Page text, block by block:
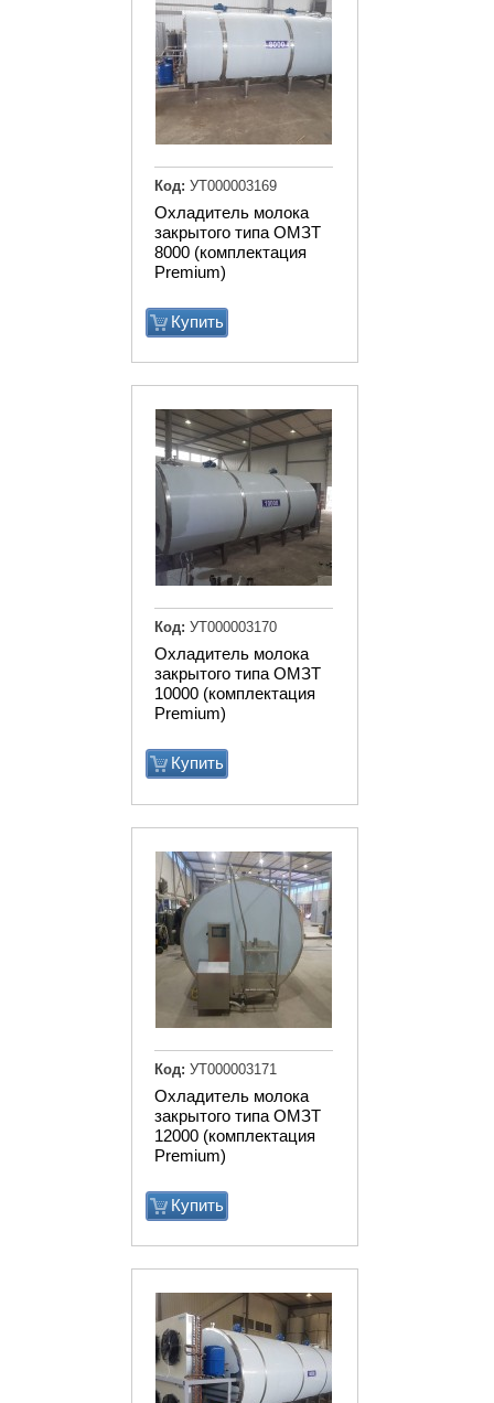
Охладитель молока
закрытого типа ОМЗТ
8000 (комплектация
Premium)
Купить
Код: УТ000003169
Охладитель молока
закрытого типа ОМЗТ
10000 (комплектация
Premium)
Купить
Код: УТ000003170
Охладитель молока
закрытого типа ОМЗТ
12000 (комплектация
Premium)
Купить
Код: УТ000003171